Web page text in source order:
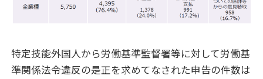
特定技能外国人から労働基準監督署等に対して労働基
準関係法令違反の是正を求めてなされた申告の件数は